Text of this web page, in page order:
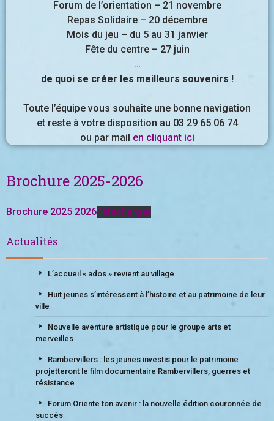
Forum de l’orientation – 21 novembre
Repas Solidaire – 20 décembre
Mois du jeu – du 5 au 31 janvier
Fête du centre – 27 juin
…
de quoi se créer les meilleurs souvenirs !
Toute l’équipe vous souhaite une bonne navigation
et reste à votre disposition au 03 29 65 06 74
ou par mail en cliquant ici
Brochure 2025-2026
Brochure 2025 2026Télécharger
Actualités
L’accueil « ados » revient au village
Huit jeunes s’intéressent à l’histoire et au patrimoine de leur
ville
Nouvelle aventure artistique pour le groupe arts et
merveilles
Rambervillers : les jeunes investis pour le patrimoine
projetteront le film documentaire Rambervillers, guerres et
résistance
Forum Oriente ton avenir : la nouvelle édition couronnée de
succès